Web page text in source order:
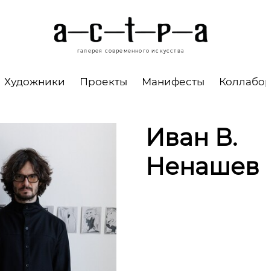
галерея современного искусства
Художники Проекты Манифесты
Иван В.
Ненашев